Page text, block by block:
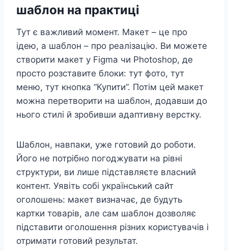
шаблон на практиці
Тут є важливий момент. Макет – це про
ідею, а шаблон – про реалізацію. Ви можете
створити макет у Figma чи Photoshop, де
просто розставите блоки: тут фото, тут
меню, тут кнопка “Купити”. Потім цей макет
можна перетворити на шаблон, додавши до
нього стилі й зробивши адаптивну верстку.
Шаблон, навпаки, уже готовий до роботи.
Його не потрібно погоджувати на рівні
структури, ви лише підставляєте власний
контент. Уявіть собі український сайт
оголошень: макет визначає, де будуть
картки товарів, але сам шаблон дозволяє
підставити оголошення різних користувачів і
отримати готовий результат.